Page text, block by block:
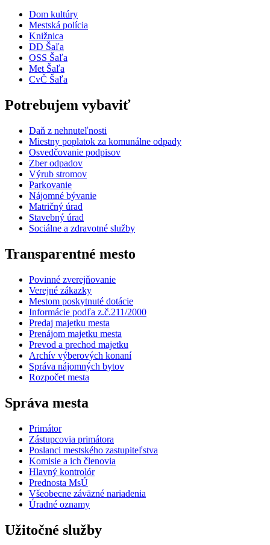
Dom kultúry
Mestská polícia
Knižnica
DD Šaľa
OSS Šaľa
Met Šaľa
CvČ Šaľa
Potrebujem vybaviť
Daň z nehnuteľnosti
Miestny poplatok za komunálne odpady
Osvedčovanie podpisov
Zber odpadov
Výrub stromov
Parkovanie
Nájomné bývanie
Matričný úrad
Stavebný úrad
Sociálne a zdravotné služby
Transparentné mesto
Povinné zverejňovanie
Verejné zákazky
Mestom poskytnuté dotácie
Informácie podľa z.č.211/2000
Predaj majetku mesta
Prenájom majetku mesta
Prevod a prechod majetku
Archív výberových konaní
Správa nájomných bytov
Rozpočet mesta
Správa mesta
Primátor
Zástupcovia primátora
Poslanci mestského zastupiteľstva
Komisie a ich členovia
Hlavný kontrolór
Prednosta MsÚ
Všeobecne záväzné nariadenia
Úradné oznamy
Užitočné služby